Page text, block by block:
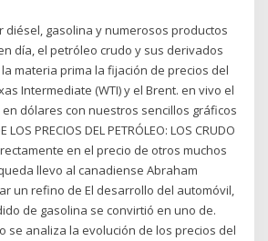
diésel, gasolina y numerosos productos
día, el petróleo crudo y sus derivados
materia prima la fijación de precios del
Intermediate (WTI) y el Brent. en vivo el
en dólares con nuestros sencillos gráficos
LOS PRECIOS DEL PETRÓLEO: LOS CRUDO
en el precio de otros muchos
llevo al canadiense Abraham
un refino de El desarrollo del automóvil,
de gasolina se convirtió en uno de.
se analiza la evolución de los precios del